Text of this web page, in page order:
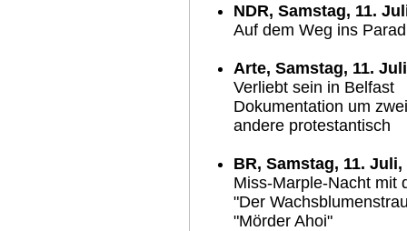
NDR, Samstag, 11.
Auf dem Weg ins
Arte, Samstag, 11.
Verliebt sein in Belfast
Dokumentation um
andere protestantisch
BR, Samstag, 11. Juli,
Miss-Marple-Nacht mit
"Der
"Mörder Ahoi"